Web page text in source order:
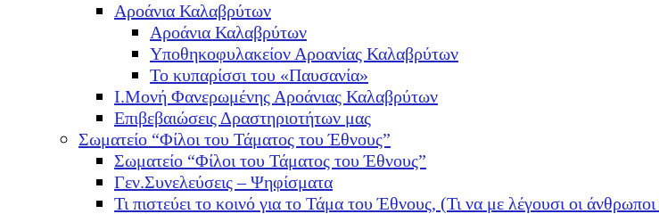
Αροάνια Καλαβρύτων
Αροάνια Καλαβρύτων
Υποθηκοφυλακείον Αροανίας Καλαβρύτων
Το κυπαρίσσι του «Παυσανία»
Ι.Μονή Φανερωμένης Αροάνιας Καλαβρύτων
Επιβεβαιώσεις Δραστηριοτήτων μας
Σωματείο “Φίλοι του Τάματος του Έθνους”
Σωματείο “Φίλοι του Τάματος του Έθνους”
Γεν.Συνελεύσεις – Ψηφίσματα
Τι πιστεύει το κοινό για το Τάμα του Έθνους, (Τι να με λέγουσι οι άνθρωποι